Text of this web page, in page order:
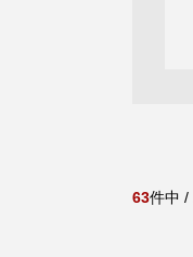
63件中 /